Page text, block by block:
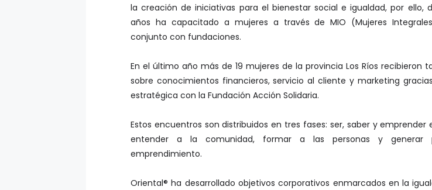
la creación de iniciativas para el bienestar social e igualdad, por ello,
años ha capacitado a mujeres a través de MIO (Mujeres
conjunto con fundaciones.
En el último año más de 19 mujeres de la provincia Los Ríos recibieron
sobre conocimientos financieros, servicio al cliente y marketing
estratégica con la Fundación Acción Solidaria.
Estos encuentros son distribuidos en tres fases: ser, saber y emprender
entender a la comunidad, formar a las personas y generar
emprendimiento.
Oriental® ha desarrollado objetivos corporativos enmarcados en la